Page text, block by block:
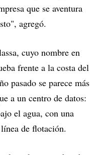
que se aventura
agregó.
cuyo nombre en
frente a la costa del
pasado se parece más
a un centro de datos:
el agua, con una
de flotación.